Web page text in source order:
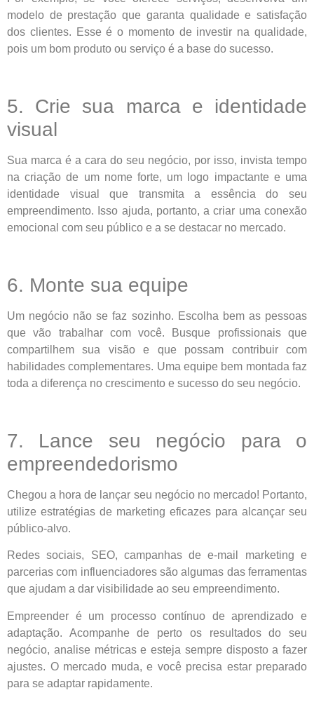
modelo de prestação que garanta qualidade e satisfação
dos clientes. Esse é o momento de investir na qualidade,
pois um bom produto ou serviço é a base do sucesso.
5. Crie sua marca e identidade
visual
Sua marca é a cara do seu negócio, por isso, invista tempo
na criação de um nome forte, um logo impactante e uma
identidade visual que transmita a essência do seu
empreendimento. Isso ajuda, portanto, a criar uma conexão
emocional com seu público e a se destacar no mercado.
6. Monte sua equipe
Um negócio não se faz sozinho. Escolha bem as pessoas
que vão trabalhar com você. Busque profissionais que
compartilhem sua visão e que possam contribuir com
habilidades complementares. Uma equipe bem montada faz
toda a diferença no crescimento e sucesso do seu negócio.
7. Lance seu negócio para o
empreendedorismo
Chegou a hora de lançar seu negócio no mercado! Portanto,
utilize estratégias de marketing eficazes para alcançar seu
público-alvo.
Redes sociais, SEO, campanhas de e-mail marketing e
parcerias com influenciadores são algumas das ferramentas
que ajudam a dar visibilidade ao seu empreendimento.
Empreender é um processo contínuo de aprendizado e
adaptação. Acompanhe de perto os resultados do seu
negócio, analise métricas e esteja sempre disposto a fazer
ajustes. O mercado muda, e você precisa estar preparado
para se adaptar rapidamente.